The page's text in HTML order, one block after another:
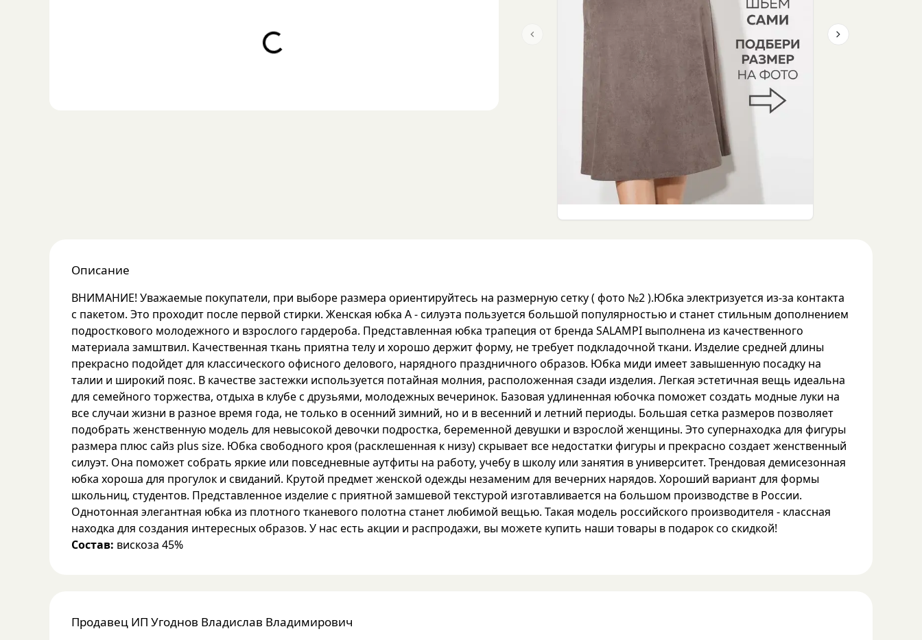
Loading... Previous slide Next slide
Описание
ВНИМАНИЕ! Уважаемые покупатели, при выборе размера ориентируйтесь на размерную сетку ( фото №2 ).Юбка электризуется из-за контакта
с пакетом. Это проходит после первой стирки. Женская юбка А - силуэта пользуется большой популярностью и станет стильным дополнением
подросткового молодежного и взрослого гардероба. Представленная юбка трапеция от бренда SALAMPI выполнена из качественного
материала замштвил. Качественная ткань приятна телу и хорошо держит форму, не требует подкладочной ткани. Изделие средней длины
прекрасно подойдет для классического офисного делового, нарядного праздничного образов. Юбка миди имеет завышенную посадку на
талии и широкий пояс. В качестве застежки используется потайная молния, расположенная сзади изделия. Легкая эстетичная вещь идеальна
для семейного торжества, отдыха в клубе с друзьями, молодежных вечеринок. Базовая удлиненная юбочка поможет создать модные луки на
все случаи жизни в разное время года, не только в осенний зимний, но и в весенний и летний периоды. Большая сетка размеров позволяет
подобрать женственную модель для невысокой девочки подростка, беременной девушки и взрослой женщины. Это супернаходка для фигуры
размера плюс сайз plus size. Юбка свободного кроя (расклешенная к низу) скрывает все недостатки фигуры и прекрасно создает женственный
силуэт. Она поможет собрать яркие или повседневные аутфиты на работу, учебу в школу или занятия в университет. Трендовая демисезонная
юбка хороша для прогулок и свиданий. Крутой предмет женской одежды незаменим для вечерних нарядов. Хороший вариант для формы
школьниц, студентов. Представленное изделие с приятной замшевой текстурой изготавливается на большом производстве в России.
Однотонная элегантная юбка из плотного тканевого полотна станет любимой вещью. Такая модель российского производителя - классная
находка для создания интересных образов. У нас есть акции и распродажи, вы можете купить наши товары в подарок со скидкой!
Состав: вискоза 45%
Продавец ИП Угоднов Владислав Владимирович